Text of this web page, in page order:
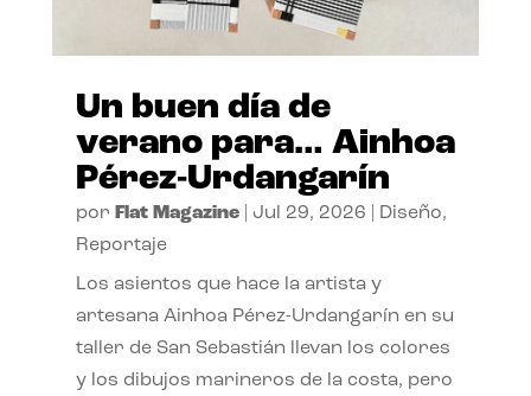
Un buen día de
verano para… Ainhoa
Pérez-Urdangarín
por Flat Magazine| Jul 29, 2026 Diseño,
Reportaje
Los asientos que hace la artista y
artesana Ainhoa Pérez-Urdangarín en su
taller de San Sebastián llevan los colores
y los dibujos marineros de la costa, pero